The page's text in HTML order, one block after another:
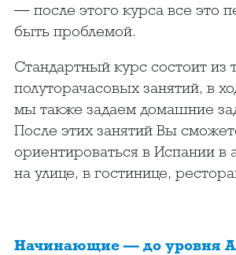
— после этого курса все это
быть проблемой.
Стандартный курс состоит из
полуторачасовых занятий, в
мы также задаем домашние
После этих занятий Вы
ориентироваться в Испании в
на улице, в гостинице,
Начинающие — до уровня